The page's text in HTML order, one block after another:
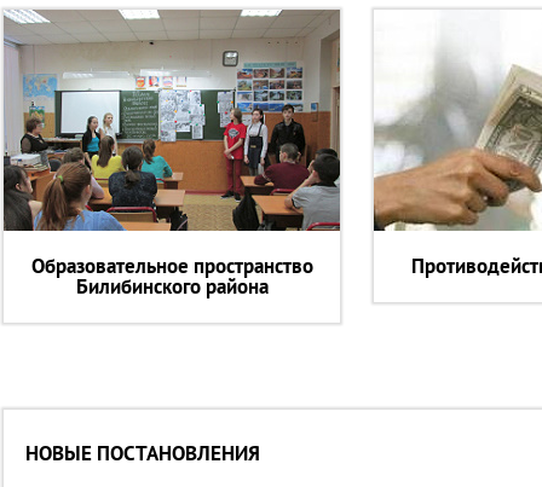
Образовательное пространство
Билибинского района
НОВЫЕ ПОСТАНОВЛЕНИЯ